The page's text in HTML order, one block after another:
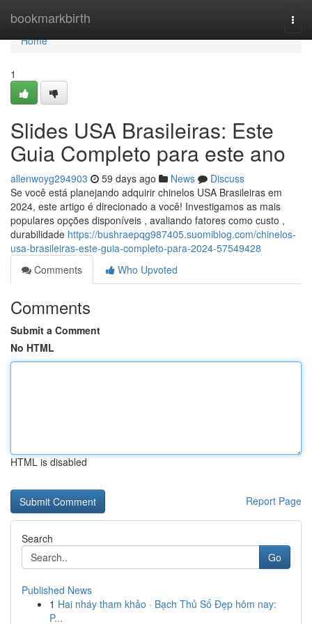
bookmarkbirth
Home
Home
1
Slides USA Brasileiras: Este
Guia Completo para este ano
allenwoyg294903 59 days ago News
Discuss
Se você está planejando adquirir chinelos USA Brasileiras em
2024, este artigo é direcionado a você! Investigamos as mais
populares opções disponíveis , avaliando fatores como custo ,
durabilidade https://bushraepqg987405.suomiblog.com/chinelos-
usa-brasileiras-este-guia-completo-para-2024-57549428
Comments
Who Upvoted
Comments
Submit a Comment
No HTML
HTML is disabled
Report Page
Search
Go
Published News
1 Hai nháy tham khảo · Bạch Thủ Số Đẹp hôm nay:
P...